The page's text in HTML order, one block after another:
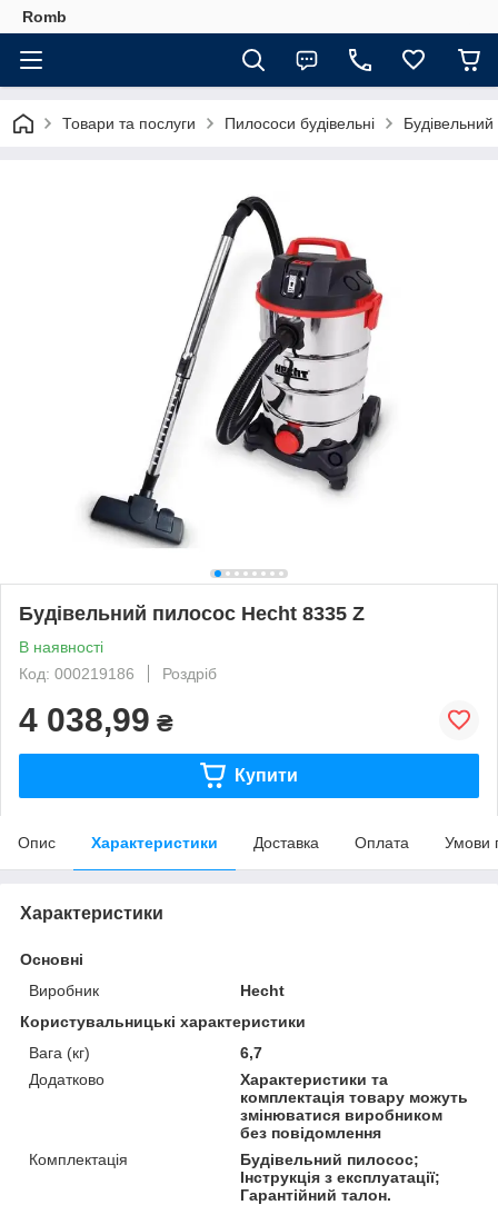
Romb
Товари та послуги Пилососи будівельні
Будівельний пилосос Hecht 8335 Z
В наявності
Код: 000219186
Роздріб
4 038,99 ₴
Купити
Опис Характеристики Доставка Оплата Умови
Характеристики
Основні
Виробник
Hecht
Користувальницькі характеристики
Вага (кг)
6,7
Додатково
Характеристики та
комплектація товару можуть
змінюватися виробником
без повідомлення
Комплектація
Будівельний пилосос;
Інструкція з експлуатації;
Гарантійний талон.